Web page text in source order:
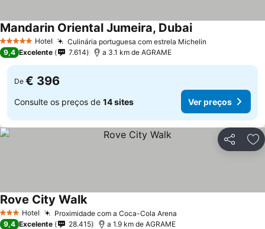
5 Estrelas Hotel Culinária portuguesa com estrela Michelin
Mandarin Oriental Jumeira, DubaiVer preços
9,4 Excelente 7.614 a 3.1 km de AGRAME
De € 396
Consulte os preços de 14 sites Ver preços
Partilhar
3 EstrelasHotel Proximidade com a Coca-Cola Arena
Rove City WalkVer preços
9,4 Excelente 28.415 a 1.9 km de AGRAME